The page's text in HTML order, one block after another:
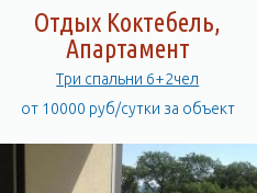
Отдых Коктебель,
Апартамент
Три спальни 6+2чел
от 10000 руб/сутки за объект